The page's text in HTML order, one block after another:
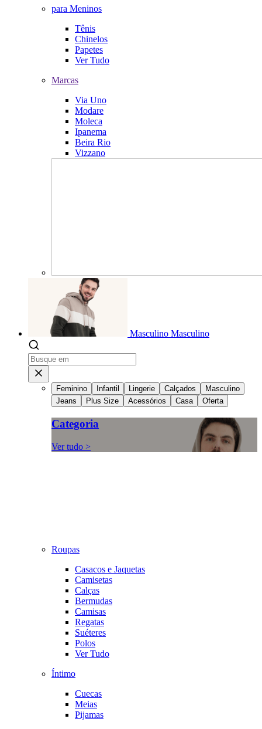
para Meninos
Tênis
Chinelos
Papetes
Ver Tudo
Marcas
Via Uno
Modare
Moleca
Ipanema
Beira Rio
Vizzano
Masculino Masculino
Feminino Infantil Lingerie Calçados
Masculino
Jeans
Plus Size Acessórios Casa Oferta
Categoria
Ver tudo >
Roupas
Casacos e Jaquetas
Camisetas
Calças
Bermudas
Camisas
Regatas
Suéteres
Polos
Ver Tudo
Íntimo
Cuecas
Meias
Pijamas